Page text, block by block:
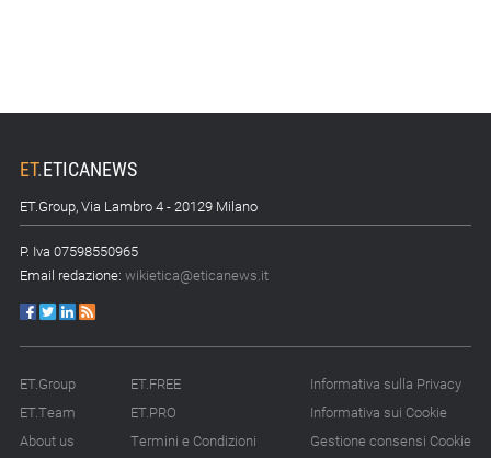
ET.ETICANEWS
ET.Group, Via Lambro 4 - 20129 Milano
P. Iva 07598550965
Email redazione: wikietica@eticanews.it
ET.Group
ET.Team
About us
ET.FREE
ET.PRO
Termini e Condizioni
Informativa sulla Privacy
Informativa sui Cookie
Gestione consensi Cookie